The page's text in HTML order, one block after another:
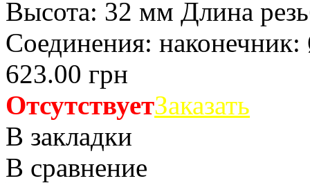
Высота: 32 мм Длина
Соединения:
623.00 грн
ОтсутствуетЗаказать
В закладки
В сравнение